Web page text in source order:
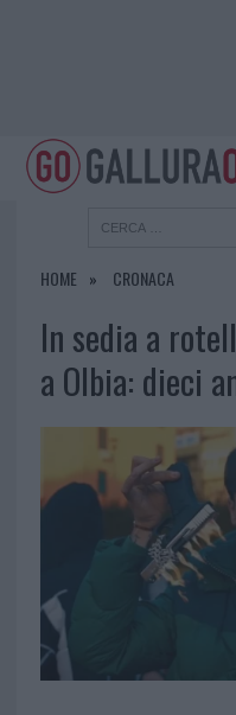
HOME CRONACA
In sedia a
a Olbia: dieci